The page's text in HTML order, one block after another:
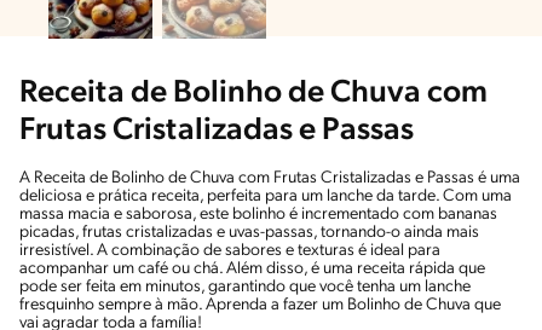
Receita de Bolinho de Chuva com
Frutas Cristalizadas e Passas
A Receita de Bolinho de Chuva com Frutas Cristalizadas e Passas é uma
deliciosa e prática receita, perfeita para um lanche da tarde. Com uma
massa macia e saborosa, este bolinho é incrementado com bananas
picadas, frutas cristalizadas e uvas-passas, tornando-o ainda mais
irresistível. A combinação de sabores e texturas é ideal para
acompanhar um café ou chá. Além disso, é uma receita rápida que
pode ser feita em minutos, garantindo que você tenha um lanche
fresquinho sempre à mão. Aprenda a fazer um Bolinho de Chuva que
vai agradar toda a família!